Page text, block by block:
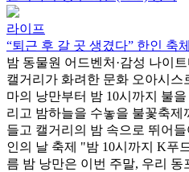
라이프
“퇴근 후 갈 곳 생겼다” 한인 축
밤 동물원 어드벤처·감성 나이
캘거리가 화려한 문화 오아시스
마의 낭만부터 밤 10시까지 불
리고 밤하늘을 수놓을 불꽃축제
들고 캘거리의 밤 속으로 뛰어
인의 날 축제 "밤 10시까지 K푸
름 밤 낭만은 이번 주말, 우리 동